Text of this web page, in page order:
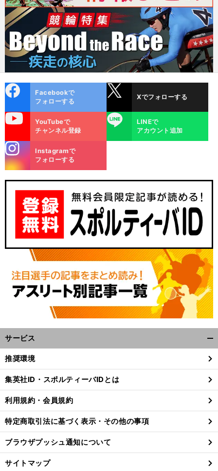
ok
Facebookで
フォローする
Xでフォローする
YouTubeで
チャンネル登録
LINE
LINEで
アカウント追加
m
Instagramで
フォローする
サービス
閉
る
推奨環境
集英社ID・スポルティーバIDとは
利用規約・会員規約
特定商取引法に基づく表示・その他の事項
ブラウザプッシュ通知について
サイトマップ